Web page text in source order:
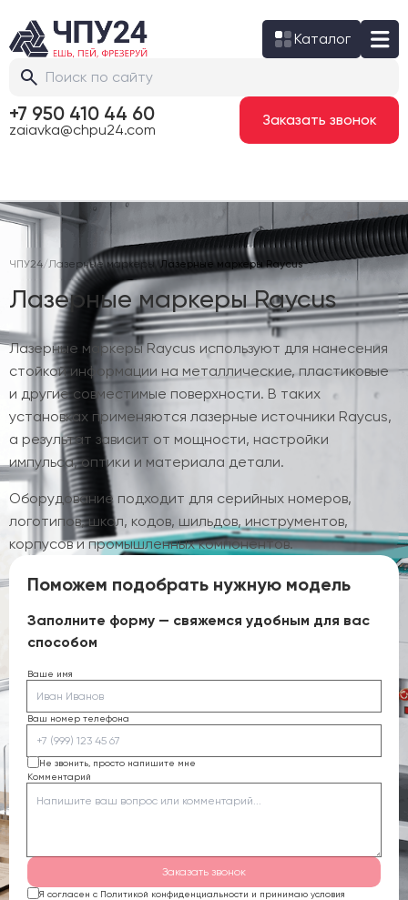
Каталог
+7 950 410 44 60
zaiavka@chpu24.com
Заказать звонок
ЧПУ24/Лазерные маркеры/ Лазерные маркеры Raycus
Лазерные маркеры Raycus
Лазерные маркеры Raycus используют для нанесения
стойкой информации на металлические, пластиковые
и другие совместимые поверхности. В таких
установках применяются лазерные источники Raycus,
а результат зависит от мощности, настройки
импульса, оптики и материала детали.
Оборудование подходит для серийных номеров,
логотипов, шкал, кодов, шильдов, инструментов,
корпусов и промышленных компонентов.
Поможем подобрать нужную модель
Заполните форму — свяжемся удобным для вас
способом
Ваше имя
Ваш номер телефона
Не звонить, просто напишите мне
Комментарий
Заказать звонок
Я согласен с Политикой конфиденциальности и принимаю условия